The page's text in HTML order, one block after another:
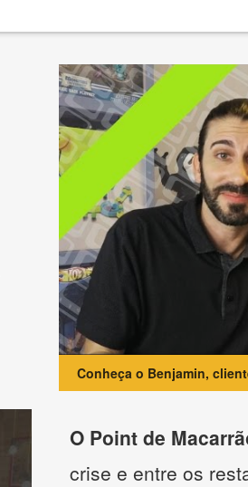
Conheça o Benjamin,
O Point de
crise e entre os